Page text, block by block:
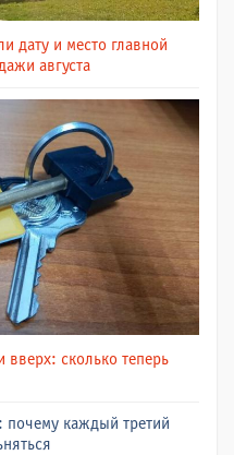
дату и место главной
августа
сколько теперь
почему каждый третий